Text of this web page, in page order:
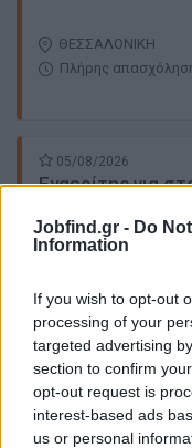
Jobfind.gr - Do
Information
If you wish to opt-out
processing of your
targeted advertising
section to confirm
opt-out request is
interest-based ads
us or personal
ΘΕΣΣΑΛΟΝΙΚΗ
Πλήρης
05/08/2026
Εναερίτης για
ΝΟΜΟΣ
1100 € - 1500 €
05/08/2026
Μεταλλικών